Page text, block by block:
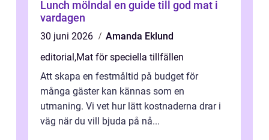
Lunch mölndal en guide till god mat i
vardagen
30 juni 2026
Amanda Eklund
editorial,Mat för speciella tillfällen
Att skapa en festmåltid på budget för
många gäster kan kännas som en
utmaning. Vi vet hur lätt kostnaderna drar i
väg när du vill bjuda på nå...